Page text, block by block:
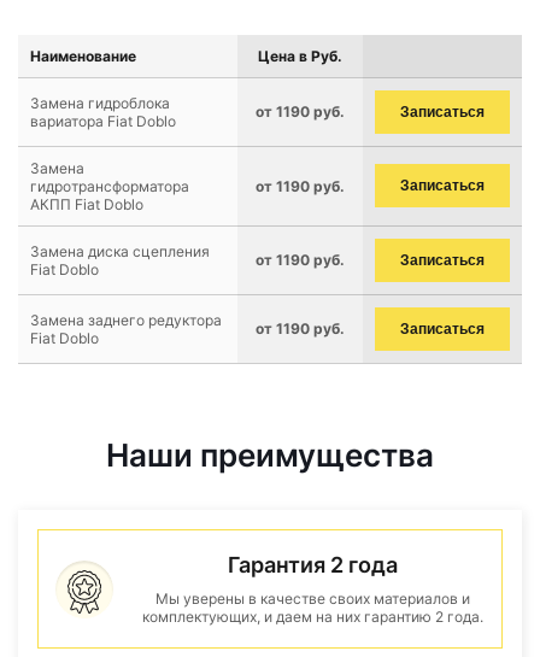
Наименование Цена в Руб.
Замена гидроблока
вариатора Fiat Doblo
от 1190 руб. Записаться
Замена
гидротрансформатора
АКПП Fiat Doblo
от 1190 руб. Записаться
Замена диска сцепления
Fiat Doblo
от 1190 руб. Записаться
Замена заднего редуктора
Fiat Doblo
от 1190 руб. Записаться
Наши преимущества
Гарантия 2 года
Мы уверены в качестве своих материалов и
комплектующих, и даем на них гарантию 2 года.